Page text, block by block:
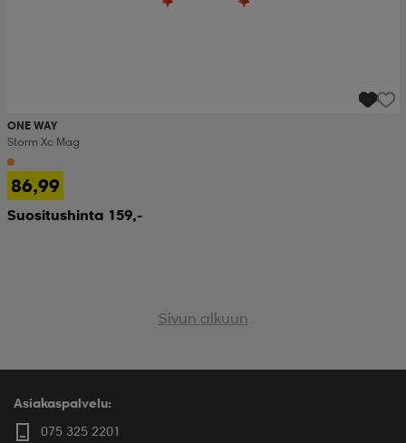
ONE WAY
Storm Xc Mag
86,99
Suositushinta 159,-
Sivun alkuun
Asiakaspalvelu:
075 325 2201